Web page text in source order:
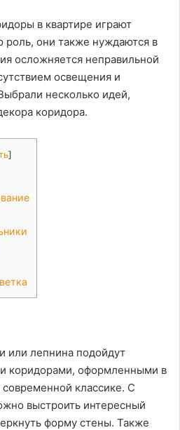
в квартире играют
роль, они также нуждаются в
осложняется неправильной
освещения и
несколько идей,
коридора.
]
или лепнина подойдут
коридорами, оформленными в
классике. С
выстроить интересный
форму стены. Также